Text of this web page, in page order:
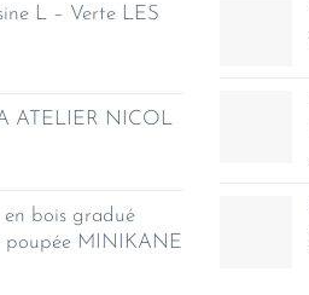
L – Verte LES
ATELIER NICOL
en bois gradué
poupée MINIKANE